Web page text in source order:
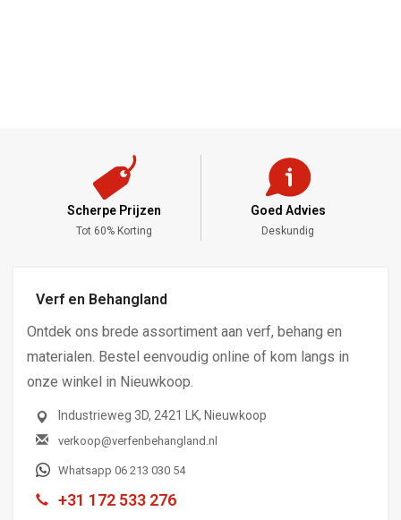
Scherpe Prijzen
Tot 60% Korting
Goed Advies
Deskundig
Verf en Behangland
Ontdek ons brede assortiment aan verf, behang en
materialen. Bestel eenvoudig online of kom langs in
onze winkel in Nieuwkoop.
Industrieweg 3D, 2421 LK, Nieuwkoop
verkoop@verfenbehangland.nl
Whatsapp 06 213 030 54
+31 172 533 276